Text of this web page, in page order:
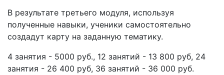
В результате третьего модуля, используя
полученные навыки, ученики самостоятельно
создадут карту на заданную тематику.
4 занятия - 5000 руб., 12 занятий - 13 800 руб, 24
занятия - 26 400 руб, 36 занятий - 36 000 руб.